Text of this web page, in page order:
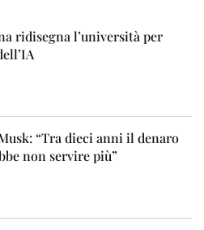
ridisegna l’università per
“Tra dieci anni il denaro
non servire più”